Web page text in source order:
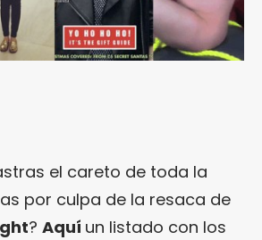
el careto de toda la
por culpa de la resaca de
? Aquí un listado con los